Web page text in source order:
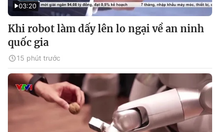
03:20
Khi robot làm dấy lên lo ngại về an ninh
quốc gia
15 phút trước